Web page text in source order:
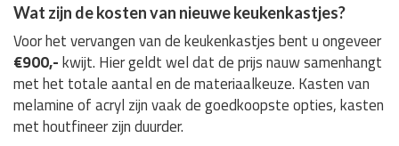
Wat zijn de kosten van nieuwe keukenkastjes?
Voor het vervangen van de keukenkastjes bent u ongeveer
€900,-kwijt. Hier geldt wel dat de prijs nauw samenhangt
met het totale aantal en de materiaalkeuze. Kasten van
melamine of acryl zijn vaak de goedkoopste opties, kasten
met houtfineer zijn duurder.